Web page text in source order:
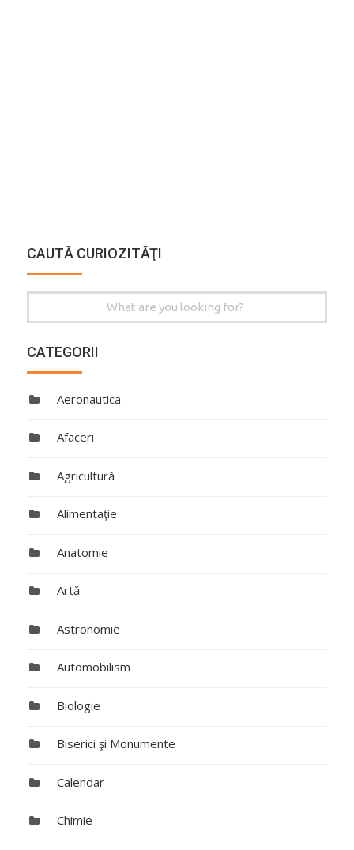
CAUTĂ CURIOZITĂŢI
for:
CATEGORII
Aeronautica
Afaceri
Agricultură
Alimentaţie
Anatomie
Artă
Astronomie
Automobilism
Biologie
Biserici şi Monumente
Calendar
Chimie